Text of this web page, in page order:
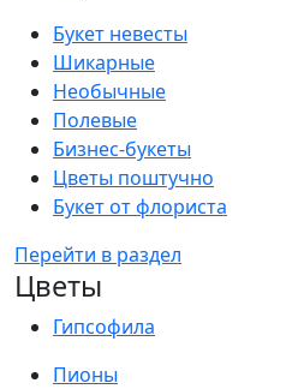
Букет невесты
Шикарные
Необычные
Полевые
Бизнес-букеты
Цветы поштучно
Букет от флориста
Перейти в раздел
Цветы
Гипсофила
Пионы